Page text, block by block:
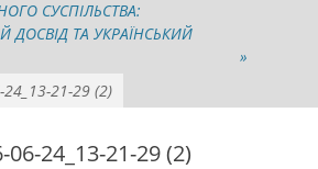
СУСПІЛЬСТВА:
ДОСВІД ТА УКРАЇНСЬКИЙ
»
21-29 (2)
24_13-21-29 (2)